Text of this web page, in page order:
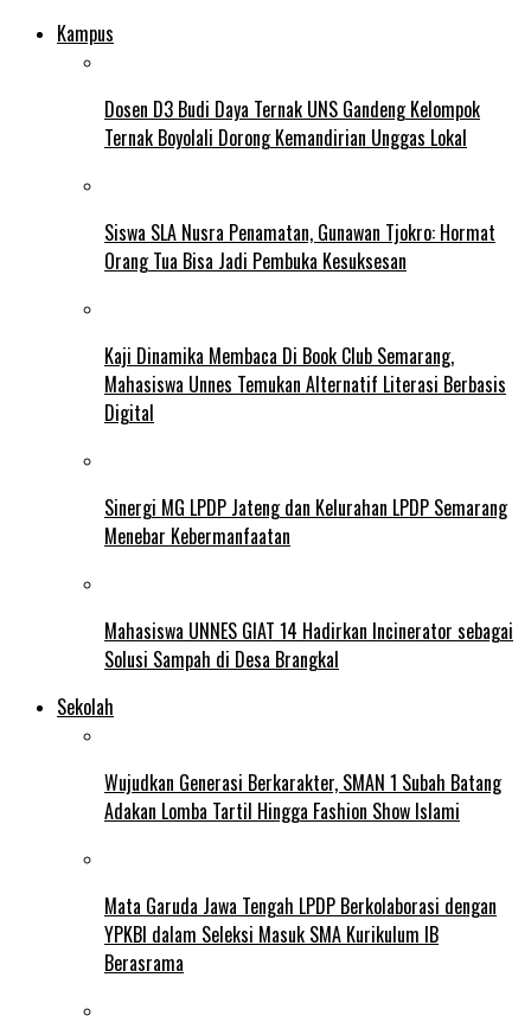
Kampus
Dosen D3 Budi Daya Ternak UNS Gandeng Kelompok
Ternak Boyolali Dorong Kemandirian Unggas Lokal
Siswa SLA Nusra Penamatan, Gunawan Tjokro: Hormat
Orang Tua Bisa Jadi Pembuka Kesuksesan
Kaji Dinamika Membaca Di Book Club Semarang,
Mahasiswa Unnes Temukan Alternatif Literasi Berbasis
Digital
Sinergi MG LPDP Jateng dan Kelurahan LPDP Semarang
Menebar Kebermanfaatan
Mahasiswa UNNES GIAT 14 Hadirkan Incinerator sebagai
Solusi Sampah di Desa Brangkal
Sekolah
Wujudkan Generasi Berkarakter, SMAN 1 Subah Batang
Adakan Lomba Tartil Hingga Fashion Show Islami
Mata Garuda Jawa Tengah LPDP Berkolaborasi dengan
YPKBI dalam Seleksi Masuk SMA Kurikulum IB
Berasrama